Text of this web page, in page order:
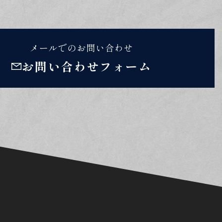
メールでのお問い合わせ
お問い合わせフォーム